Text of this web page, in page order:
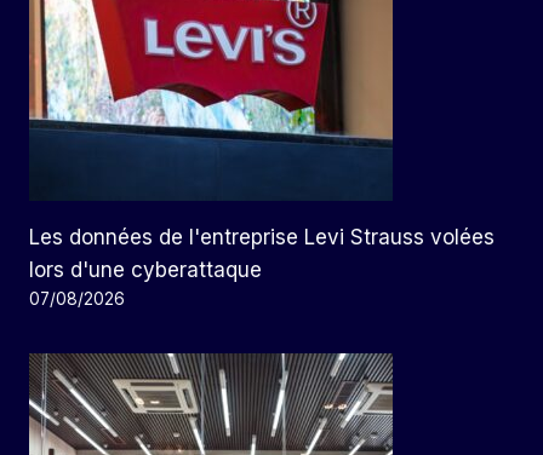
Les données de l'entreprise Levi Strauss volées
lors d'une cyberattaque
07/08/2026